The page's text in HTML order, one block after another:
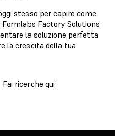
stesso per capire come
Factory Solutions
la soluzione perfetta
la crescita della tua
Fai ricerche qui